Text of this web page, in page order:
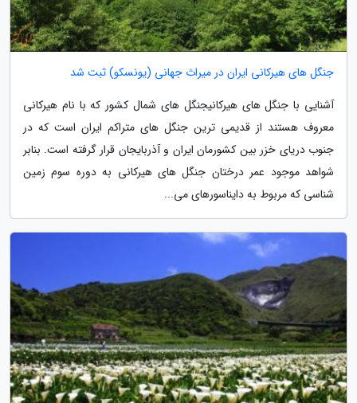
جنگل های هیرکانی ایران در میراث جهانی (یونسکو) ثبت شد
آشنایی با جنگل های هیرکانیجنگل های شمال کشور که با نام هیرکانی
معروف هستند از قدیمی ترین جنگل های متراکم ایران است که در
جنوب دریای خزر بین کشورمان ایران و آذربایجان قرار گرفته است. بنابر
شواهد موجود عمر درختان جنگل های هیرکانی به دوره سوم زمین
شناسی که مربوط به دایناسورهای می...